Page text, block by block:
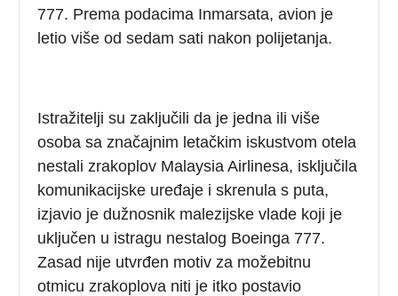
777. Prema podacima Inmarsata, avion je
letio više od sedam sati nakon polijetanja.
Istražitelji su zaključili da je jedna ili više
osoba sa značajnim letačkim iskustvom otela
nestali zrakoplov Malaysia Airlinesa, isključila
komunikacijske uređaje i skrenula s puta,
izjavio je dužnosnik malezijske vlade koji je
uključen u istragu nestalog Boeinga 777.
Zasad nije utvrđen motiv za možebitnu
otmicu zrakoplova niti je itko postavio